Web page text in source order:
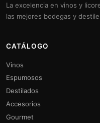
La excelencia en vinos y
las mejores bodegas y
CATÁLOGO
Vinos
Espumosos
Destilados
Accesorios
Gourmet